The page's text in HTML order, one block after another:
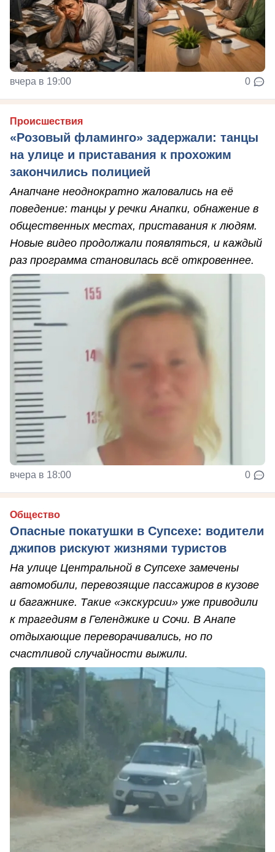
вчера в 19:00 0
Происшествия
«Розовый фламинго» задержали: танцы
на улице и приставания к прохожим
закончились полицией
Анапчане неоднократно жаловались на её
поведение: танцы у речки Анапки, обнажение в
общественных местах, приставания к людям.
Новые видео продолжали появляться, и каждый
раз программа становилась всё откровеннее.
вчера в 18:00 0
Общество
Опасные покатушки в Супсехе: водители
джипов рискуют жизнями туристов
На улице Центральной в Супсехе замечены
автомобили, перевозящие пассажиров в кузове
и багажнике. Такие «экскурсии» уже приводили
к трагедиям в Геленджике и Сочи. В Анапе
отдыхающие переворачивались, но по
счастливой случайности выжили.